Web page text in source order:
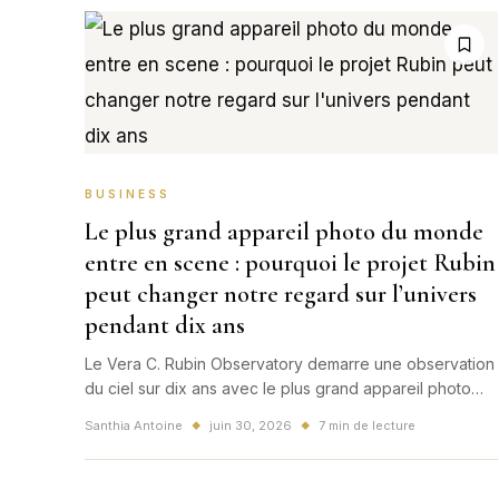
BUSINESS
Le plus grand appareil photo du monde
entre en scene : pourquoi le projet Rubin
peut changer notre regard sur l’univers
pendant dix ans
Le Vera C. Rubin Observatory demarre une observation
du ciel sur dix ans avec le plus grand appareil photo
la science, l'image et notre facon de raconter l'univers.
Santhia Antoine ◆ juin 30, 2026 ◆ 7 min de lecture